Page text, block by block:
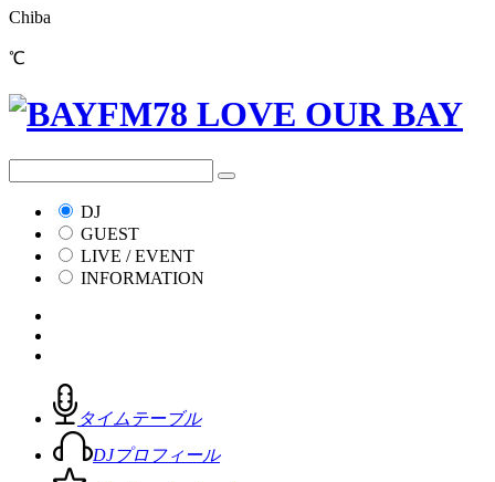
Chiba
℃
DJ
GUEST
LIVE / EVENT
INFORMATION
タイムテーブル
DJプロフィール